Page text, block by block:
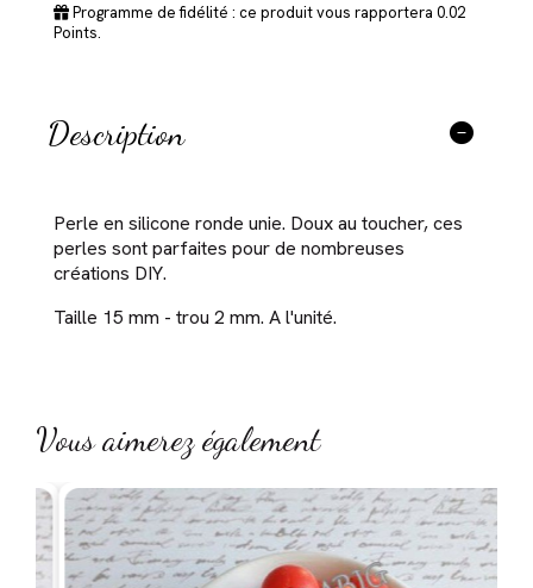
Programme de fidélité : ce produit vous rapportera 0.02
Points.
Description
Perle en silicone ronde unie. Doux au toucher, ces
perles sont parfaites pour de nombreuses
créations DIY.
Taille 15 mm - trou 2 mm. A l'unité.
Vous aimerez également